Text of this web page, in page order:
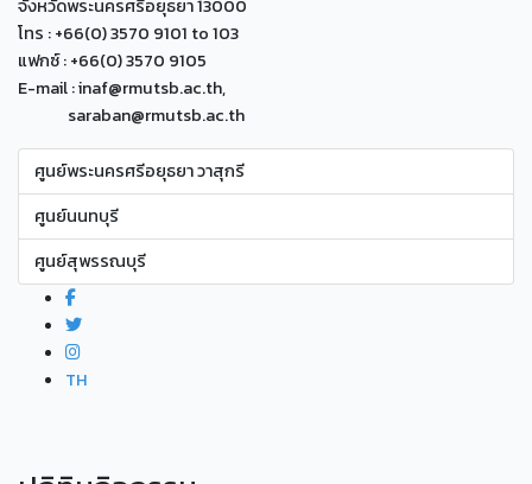
จังหวัดพระนครศรีอยุธยา 13000
โทร : +66(0) 3570 9101 to 103
แฟกซ์ : +66(0) 3570 9105
E-mail : inaf@rmutsb.ac.th,
saraban@rmutsb.ac.th
ศูนย์พระนครศรีอยุธยา วาสุกรี
ศูนย์นนทบุรี
ศูนย์สุพรรณบุรี
TH